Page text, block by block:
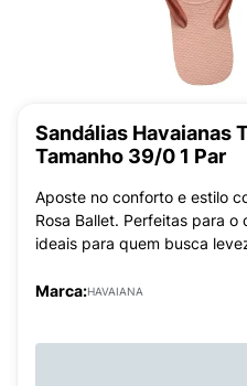
Sandálias Havaianas
Tamanho 39/0 1 Par
Aposte no conforto e estilo
Rosa Ballet. Perfeitas para o
ideais para quem busca
Marca:HAVAIANA